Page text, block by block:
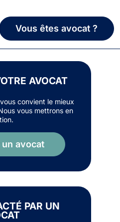
Vous êtes avocat ?
AVOCAT
convient le mieux
vous mettrons en
avocat
PAR UN